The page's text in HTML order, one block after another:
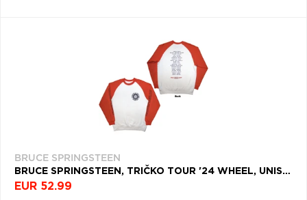
BRUCE SPRINGSTEEN
BRUCE SPRINGSTEEN, TRIČKO TOUR '24 WHEEL, UNISEX, MULTICOLOR
EUR 52.99